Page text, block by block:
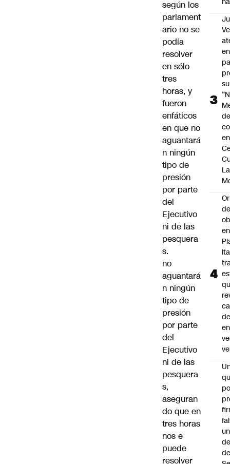
según los
parlament
ario no se
podía
resolver
en sólo
tres
horas, y
fueron
enfáticos
en que no
aguantará
n ningún
tipo de
presión
por parte
del
Ejecutivo
ni de las
pesquera
s.
no
aguantará
n ningún
tipo de
presión
por parte
del
Ejecutivo
ni de las
pesquera
s,
aseguran
do que en
tres horas
nos e
puede
resolver
La
en
en